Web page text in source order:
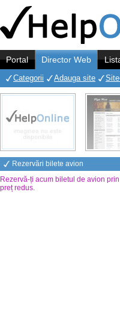
Portal Director Web
Categorii Adauga site
Rezervări bilete avion
Rezervă-ți acum biletul de avion
preț redus.